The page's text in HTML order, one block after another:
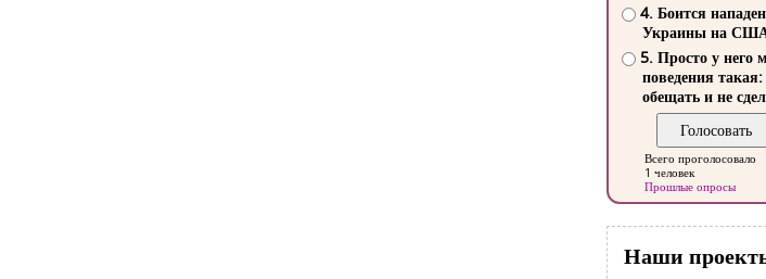
4. Боится
Украины на
5. Просто у него
поведения такая:
обещать и не
Всего проголосовало
1 человек
Прошлые опросы
Наши